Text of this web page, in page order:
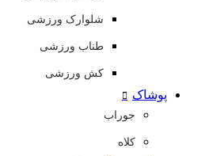
شلوارک ورزشی
طناب ورزشی
کش ورزشی
پوشاک
جوراب
کلاه